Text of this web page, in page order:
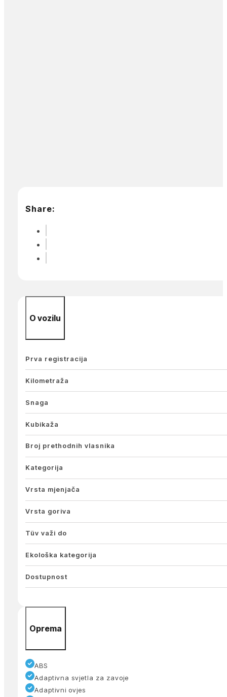
Share:
O vozilu
Prva registracija
Kilometraža
Snaga
Kubikaža
Broj prethodnih vlasnika
Kategorija
Vrsta mjenjača
Vrsta goriva
Tüv važi do
Ekološka kategorija
Dostupnost
Oprema
ABS
Adaptivna svjetla za zavoje
Adaptivni ovjes